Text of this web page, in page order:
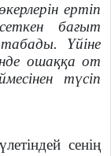
ертіп
бағыт
Үйіне
ошаққа от
түсіп
сенің